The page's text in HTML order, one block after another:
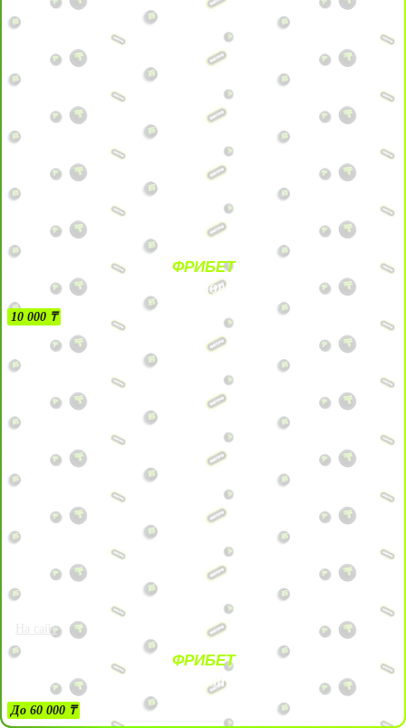
ФРИБЕТ
БЕЗ УСЛОВИЙ
10 000 ₸
На сайт
ФРИБЕТ
ЗА ДЕПОЗИТЫ
До 60 000 ₸